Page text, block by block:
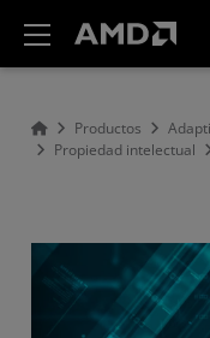
Productos
Propiedad intelectual